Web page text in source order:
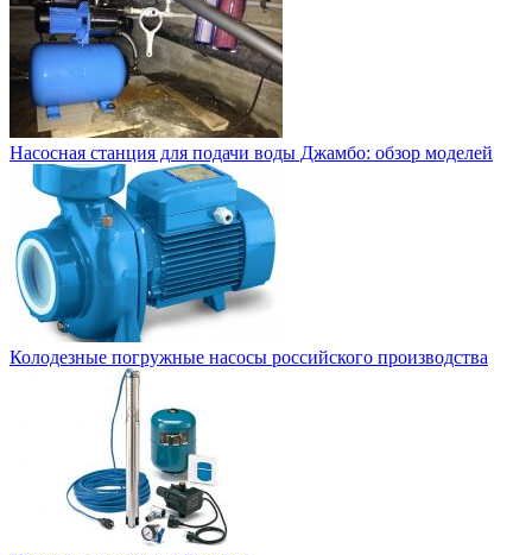
Насосная станция для подачи воды Джамбо: обзор моделей
Колодезные погружные насосы российского производства